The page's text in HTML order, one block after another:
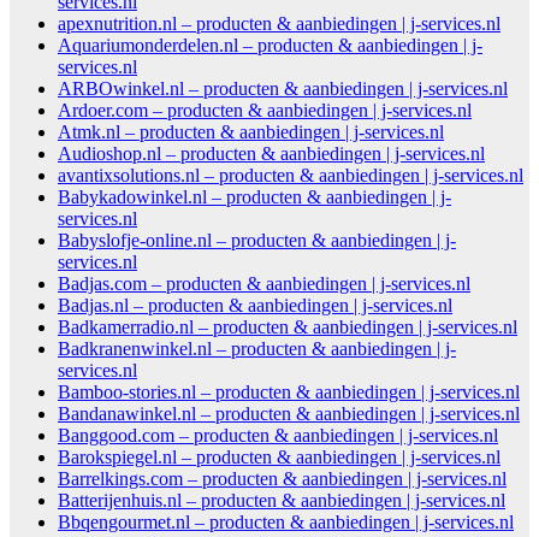
apexnutrition.nl – producten & aanbiedingen | j-services.nl
Aquariumonderdelen.nl – producten & aanbiedingen | j-
services.nl
ARBOwinkel.nl – producten & aanbiedingen | j-services.nl
Ardoer.com – producten & aanbiedingen | j-services.nl
Atmk.nl – producten & aanbiedingen | j-services.nl
Audioshop.nl – producten & aanbiedingen | j-services.nl
avantixsolutions.nl – producten & aanbiedingen | j-services.nl
Babykadowinkel.nl – producten & aanbiedingen | j-
services.nl
Babyslofje-online.nl – producten & aanbiedingen | j-
services.nl
Badjas.com – producten & aanbiedingen | j-services.nl
Badjas.nl – producten & aanbiedingen | j-services.nl
Badkamerradio.nl – producten & aanbiedingen | j-services.nl
Badkranenwinkel.nl – producten & aanbiedingen | j-
services.nl
Bamboo-stories.nl – producten & aanbiedingen | j-services.nl
Bandanawinkel.nl – producten & aanbiedingen | j-services.nl
Banggood.com – producten & aanbiedingen | j-services.nl
Barokspiegel.nl – producten & aanbiedingen | j-services.nl
Barrelkings.com – producten & aanbiedingen | j-services.nl
Batterijenhuis.nl – producten & aanbiedingen | j-services.nl
Bbqengourmet.nl – producten & aanbiedingen | j-services.nl